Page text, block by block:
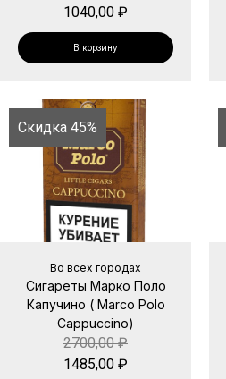
1040,00 ₽
В корзину
Скидка 45%
Во всех городах
Сигареты Марко Поло
Капучино ( Marco Polo
Cappuccino)
2700,00₽
1485,00 ₽